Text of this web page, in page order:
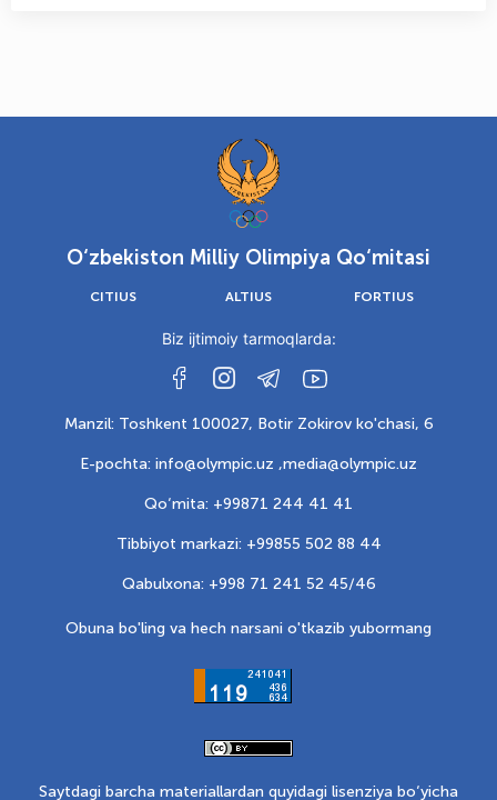
O‘zbekiston Milliy Olimpiya Qo‘mitasi
CITIUS ALTIUS FORTIUS
Biz ijtimoiy tarmoqlarda:
Manzil: Toshkent 100027, Botir Zokirov ko'chasi, 6
E-pochta: info@olympic.uz ,media@olympic.uz
Qo‘mita: +99871 244 41 41
Tibbiyot markazi: +99855 502 88 44
Qabulxona: +998 71 241 52 45/46
Obuna bo'ling va hech narsani o'tkazib yubormang
Saytdagi barcha materiallardan quyidagi lisenziya bo‘yicha